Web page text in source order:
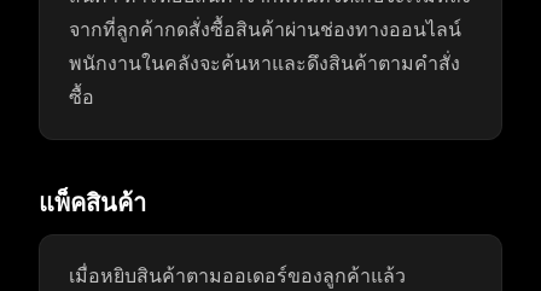
จากที่ลูกค้ากดสั่งซื้อสินค้าผ่านช่องทางออนไลน์
พนักงานในคลังจะค้นหาและดึงสินค้าตามคำสั่ง
ซื้อ
แพ็คสินค้า
เมื่อหยิบสินค้าตามออเดอร์ของลูกค้าแล้ว